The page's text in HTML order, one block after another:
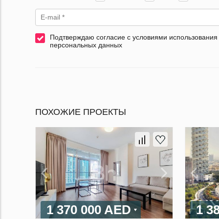
Подтверждаю согласие с условиями использования
персональных данных
ПОХОЖИЕ ПРОЕКТЫ
1 370 000 AED 1